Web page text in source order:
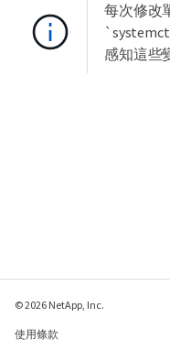
每次修改
感知這些
© 2026 NetApp, Inc.
使用條款